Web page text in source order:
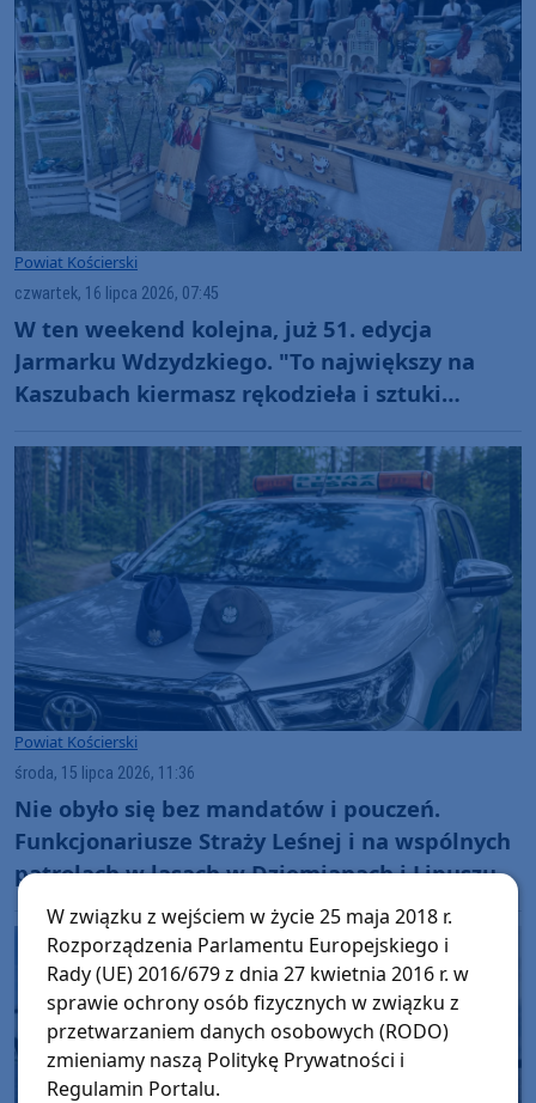
Powiat Kościerski
czwartek, 16 lipca 2026, 07:45
W ten weekend kolejna, już 51. edycja
Jarmarku Wdzydzkiego. "To największy na
Kaszubach kiermasz rękodzieła i sztuki
Powiat Kościerski
środa, 15 lipca 2026, 11:36
Nie obyło się bez mandatów i pouczeń.
Funkcjonariusze Straży Leśnej i na wspólnych
patrolach w lasach w Dziemianach i Lipuszu
W związku z wejściem w życie 25 maja 2018 r.
Rozporządzenia Parlamentu Europejskiego i
Rady (UE) 2016/679 z dnia 27 kwietnia 2016 r. w
sprawie ochrony osób fizycznych w związku z
przetwarzaniem danych osobowych (RODO)
zmieniamy naszą Politykę Prywatności i
Regulamin Portalu.